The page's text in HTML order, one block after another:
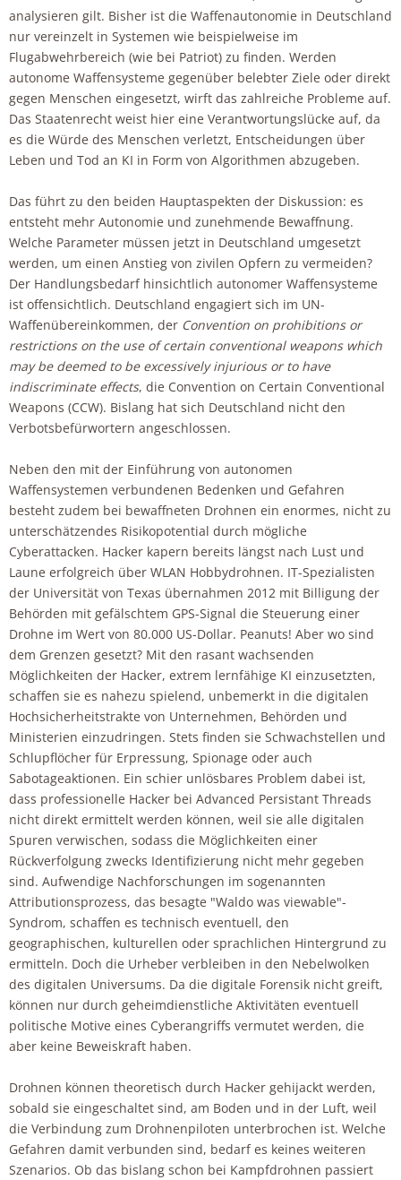
analysieren gilt. Bisher ist die Waffenautonomie in Deutschland
nur vereinzelt in Systemen wie beispielweise im
Flugabwehrbereich (wie bei Patriot) zu finden. Werden
autonome Waffensysteme gegenüber belebter Ziele oder direkt
gegen Menschen eingesetzt, wirft das zahlreiche Probleme auf.
Das Staatenrecht weist hier eine Verantwortungslücke auf, da
es die Würde des Menschen verletzt, Entscheidungen über
Leben und Tod an KI in Form von Algorithmen abzugeben.
Das führt zu den beiden Hauptaspekten der Diskussion: es
entsteht mehr Autonomie und zunehmende Bewaffnung.
Welche Parameter müssen jetzt in Deutschland umgesetzt
werden, um einen Anstieg von zivilen Opfern zu vermeiden?
Der Handlungsbedarf hinsichtlich autonomer Waffensysteme
ist offensichtlich. Deutschland engagiert sich im UN-
Waffenübereinkommen, der Convention on prohibitions or
restrictions on the use of certain conventional weapons which
may be deemed to be excessively injurious or to have
indiscriminate effects, die Convention on Certain Conventional
Weapons (CCW). Bislang hat sich Deutschland nicht den
Verbotsbefürwortern angeschlossen.
Neben den mit der Einführung von autonomen
Waffensystemen verbundenen Bedenken und Gefahren
besteht zudem bei bewaffneten Drohnen ein enormes, nicht zu
unterschätzendes Risikopotential durch mögliche
Cyberattacken. Hacker kapern bereits längst nach Lust und
Laune erfolgreich über WLAN Hobbydrohnen. IT-Spezialisten
der Universität von Texas übernahmen 2012 mit Billigung der
Behörden mit gefälschtem GPS-Signal die Steuerung einer
Drohne im Wert von 80.000 US-Dollar. Peanuts! Aber wo sind
dem Grenzen gesetzt? Mit den rasant wachsenden
Möglichkeiten der Hacker, extrem lernfähige KI einzusetzten,
schaffen sie es nahezu spielend, unbemerkt in die digitalen
Hochsicherheitstrakte von Unternehmen, Behörden und
Ministerien einzudringen. Stets finden sie Schwachstellen und
Schlupflöcher für Erpressung, Spionage oder auch
Sabotageaktionen. Ein schier unlösbares Problem dabei ist,
dass professionelle Hacker bei Advanced Persistant Threads
nicht direkt ermittelt werden können, weil sie alle digitalen
Spuren verwischen, sodass die Möglichkeiten einer
Rückverfolgung zwecks Identifizierung nicht mehr gegeben
sind. Aufwendige Nachforschungen im sogenannten
Attributionsprozess, das besagte "Waldo was viewable"-
Syndrom, schaffen es technisch eventuell, den
geographischen, kulturellen oder sprachlichen Hintergrund zu
ermitteln. Doch die Urheber verbleiben in den Nebelwolken
des digitalen Universums. Da die digitale Forensik nicht greift,
können nur durch geheimdienstliche Aktivitäten eventuell
politische Motive eines Cyberangriffs vermutet werden, die
aber keine Beweiskraft haben.
Drohnen können theoretisch durch Hacker gehijackt werden,
sobald sie eingeschaltet sind, am Boden und in der Luft, weil
die Verbindung zum Drohnenpiloten unterbrochen ist. Welche
Gefahren damit verbunden sind, bedarf es keines weiteren
Szenarios. Ob das bislang schon bei Kampfdrohnen passiert